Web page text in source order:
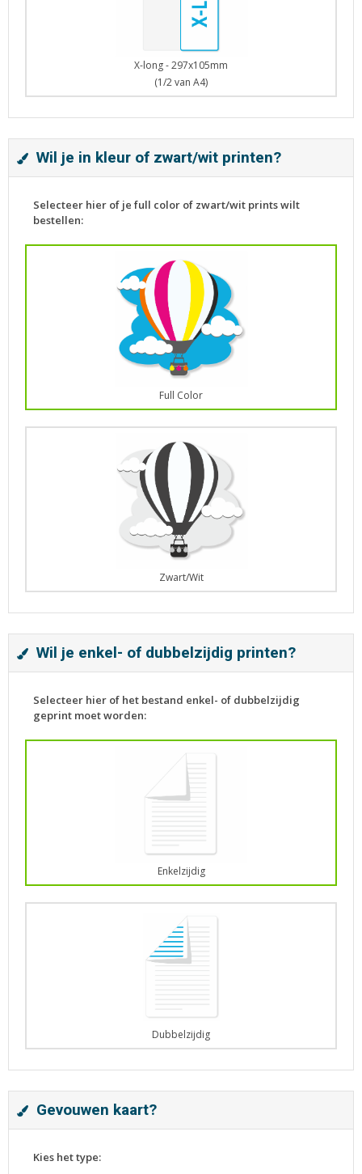
X-long - 297x105mm
(1/2 van A4)
Wil je in kleur of zwart/wit printen?
Selecteer hier of je full color of zwart/wit prints wilt
bestellen:
Full Color
Zwart/Wit
Wil je enkel- of dubbelzijdig printen?
Selecteer hier of het bestand enkel- of dubbelzijdig
geprint moet worden:
Enkelzijdig
Dubbelzijdig
Gevouwen kaart?
Kies het type: